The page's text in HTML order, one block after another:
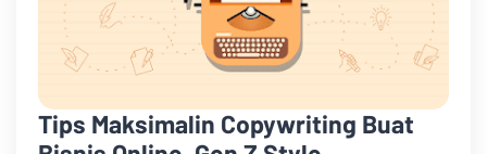
Tips Maksimalin Copywriting Buat